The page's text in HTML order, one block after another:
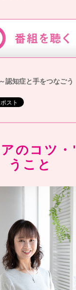
認知症と手をつなご
のコツ
うこと